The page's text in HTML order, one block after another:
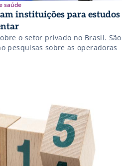
saúde
instituições para estudos
o setor privado no Brasil. São
pesquisas sobre as operadoras